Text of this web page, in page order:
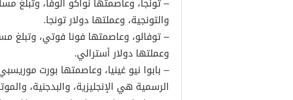
والتونجية، وعملتها دولار تونجا.
وعملتها دولار أسترالي.
الرسمية هي الإنجليزية، والبدجنية،